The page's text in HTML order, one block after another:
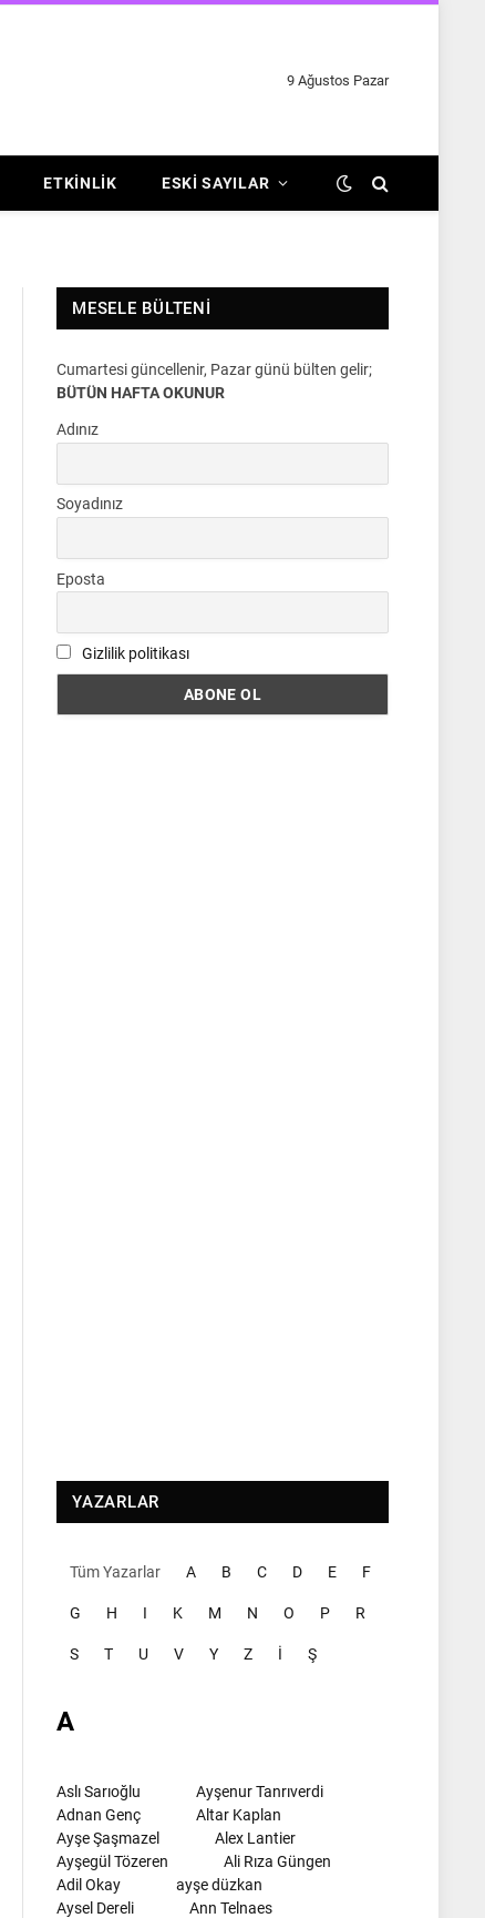
9 Ağustos Pazar
ETKINLIK ESKI SAYILAR
MESELE BÜLTENI
Cumartesi güncellenir, Pazar günü bülten gelir;
BÜTÜN HAFTA OKUNUR
Adınız
Soyadınız
Eposta
Gizlilik politikası
YAZARLAR
Tüm Yazarlar A B C D E F
G H I K M N O P R
S T U V Y Z İ Ş
A
Aslı Sarıoğlu
Ayşenur Tanrıverdi
Adnan Genç
Altar Kaplan
Ayşe Şaşmazel
Alex Lantier
Ayşegül Tözeren
Ali Rıza Güngen
Adil Okay
ayşe düzkan
Aysel Dereli
Ann Telnaes